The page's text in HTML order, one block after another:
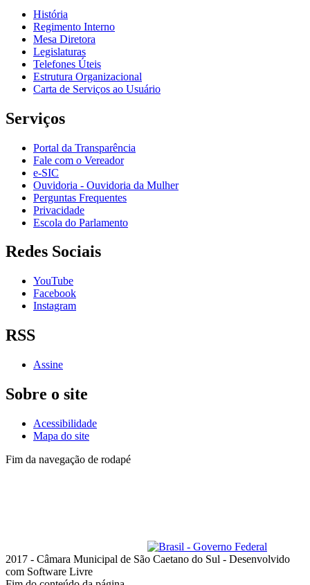
História
Regimento Interno
Mesa Diretora
Legislaturas
Telefones Úteis
Estrutura Organizacional
Carta de Serviços ao Usuário
Serviços
Portal da Transparência
Fale com o Vereador
e-SIC
Ouvidoria - Ouvidoria da Mulher
Perguntas Frequentes
Privacidade
Escola do Parlamento
Redes Sociais
YouTube
Facebook
Instagram
RSS
Assine
Sobre o site
Acessibilidade
Mapa do site
Fim da navegação de rodapé
2017 - Câmara Municipal de São Caetano do Sul - Desenvolvido
com Software Livre